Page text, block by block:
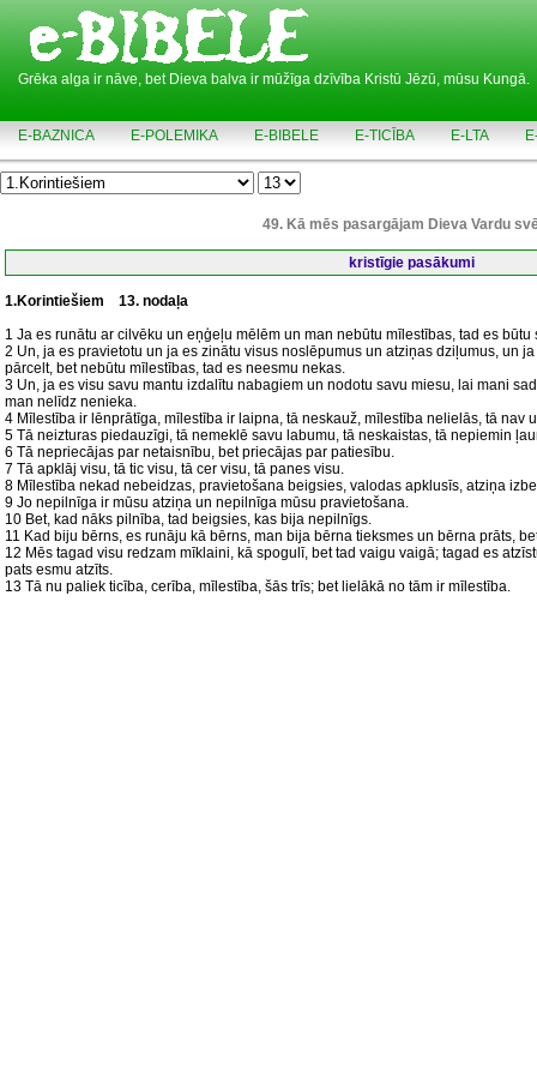
Grēka alga ir nāve, bet Dieva balva ir mūžīga dzīvība Kristū Jēzū, mūsu Kungā.
E-BAZNICA E-POLEMIKA E-BIBELE E-TICĪBA E-LTA
49. Kā mēs pasargājam Dieva Vardu
kristīgie pasākumi
1.Korintiešiem
13. nodaļa
1 Ja es runātu ar cilvēku un eņģeļu mēlēm un man nebūtu mīlestības, tad es
2 Un, ja es pravietotu un ja es zinātu visus noslēpumus un atziņas dziļumus, un
pārcelt, bet nebūtu mīlestības, tad es neesmu nekas.
3 Un, ja es visu savu mantu izdalītu nabagiem un nodotu savu miesu, lai mani
man nelīdz nenieka.
4 Mīlestība ir lēnprātīga, mīlestība ir laipna, tā neskauž, mīlestība nelielās, tā nav
5 Tā neizturas piedauzīgi, tā nemeklē savu labumu, tā neskaistas, tā nepiemin
6 Tā nepriecājas par netaisnību, bet priecājas par patiesību.
7 Tā apklāj visu, tā tic visu, tā cer visu, tā panes visu.
8 Mīlestība nekad nebeidzas, pravietošana beigsies, valodas apklusīs, atziņa
9 Jo nepilnīga ir mūsu atziņa un nepilnīga mūsu pravietošana.
10 Bet, kad nāks pilnība, tad beigsies, kas bija nepilnīgs.
11 Kad biju bērns, es runāju kā bērns, man bija bērna tieksmes un bērna prāts,
12 Mēs tagad visu redzam mīklaini, kā spogulī, bet tad vaigu vaigā; tagad es
pats esmu atzīts.
13 Tā nu paliek ticība, cerība, mīlestība, šās trīs; bet lielākā no tām ir mīlestība.